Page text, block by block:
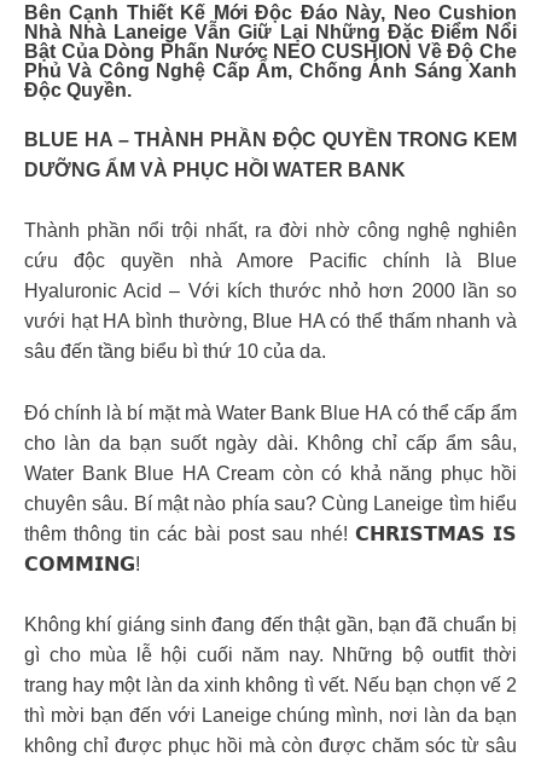
Bên Cạnh Thiết Kế Mới Độc Đáo Này, Neo Cushion
Nhà Nhà Laneige Vẫn Giữ Lại Những Đặc Điểm Nổi
Bật Của Dòng Phấn Nước NEO CUSHION Về Độ Che
Phủ Và Công Nghệ Cấp Ẩm, Chống Ánh Sáng Xanh
Độc Quyền.
BLUE HA – THÀNH PHẦN ĐỘC QUYỀN TRONG KEM
DƯỠNG ẨM VÀ PHỤC HỒI WATER BANK
Thành phần nổi trội nhất, ra đời nhờ công nghệ nghiên
cứu độc quyền nhà Amore Pacific chính là Blue
Hyaluronic Acid – Với kích thước nhỏ hơn 2000 lần so
vưới hạt HA bình thường, Blue HA có thể thấm nhanh và
sâu đến tầng biểu bì thứ 10 của da.
Đó chính là bí mặt mà Water Bank Blue HA có thể cấp ẩm
cho làn da bạn suốt ngày dài. Không chỉ cấp ẩm sâu,
Water Bank Blue HA Cream còn có khả năng phục hồi
chuyên sâu. Bí mật nào phía sau? Cùng Laneige tìm hiểu
thêm thông tin các bài post sau nhé! 𝗖𝗛𝗥𝗜𝗦𝗧𝗠𝗔𝗦 𝗜𝗦
𝗖𝗢𝗠𝗠𝗜𝗡𝗚!
Không khí giáng sinh đang đến thật gần, bạn đã chuẩn bị
gì cho mùa lễ hội cuối năm nay. Những bộ outfit thời
trang hay một làn da xinh không tì vết. Nếu bạn chọn vế 2
thì mời bạn đến với Laneige chúng mình, nơi làn da bạn
không chỉ được phục hồi mà còn được chăm sóc từ sâu